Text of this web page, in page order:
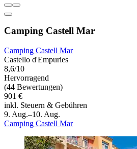
Camping Castell Mar
Camping Castell Mar
Castello d'Empuries
8,6/10
Hervorragend
(44 Bewertungen)
901 €
inkl. Steuern & Gebühren
9. Aug.–10. Aug.
Camping Castell Mar